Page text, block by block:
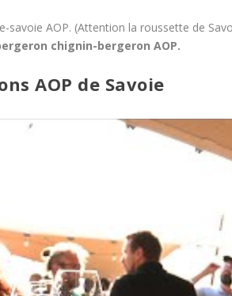
savoie AOP. (Attention la roussette de
chignin-bergeron AOP.
AOP de Savoie